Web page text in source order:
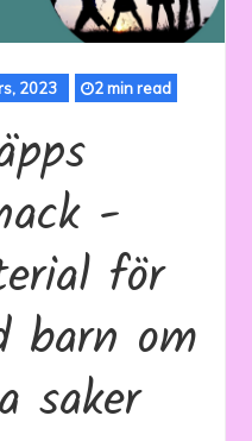
2023 2 min read
-
för
barn om
saker